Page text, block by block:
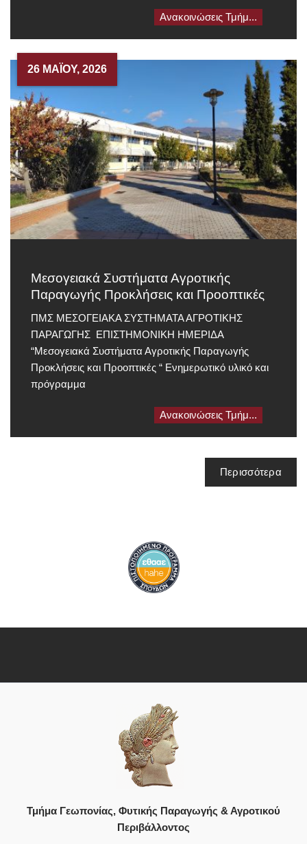
Ανακοινώσεις Τμήμ...
26 ΜΑΪ́ΟΥ, 2026
Μεσογειακά Συστήματα Αγροτικής
Παραγωγής Προκλήσεις και Προοπτικές
ΠΜΣ ΜΕΣΟΓΕΙΑΚΑ ΣΥΣΤΗΜΑΤΑ ΑΓΡΟΤΙΚΗΣ
ΠΑΡΑΓΩΓΗΣ ΕΠΙΣΤΗΜΟΝΙΚΗ ΗΜΕΡΙΔΑ
“Μεσογειακά Συστήματα Αγροτικής Παραγωγής
Προκλήσεις και Προοπτικές “ Ενημερωτικό υλικό και
πρόγραμμα
Ανακοινώσεις Τμήμ...
Περισσότερα
Τμήμα Γεωπονίας, Φυτικής Παραγωγής & Αγροτικού
Περιβάλλοντος